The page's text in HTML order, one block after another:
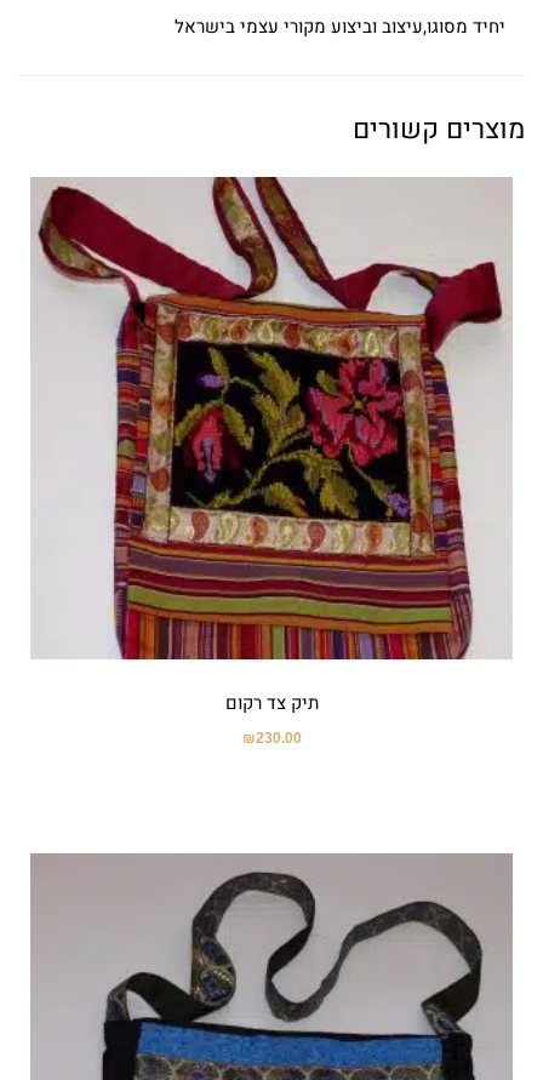
יחיד מסוגו,עיצוב וביצוע מקורי עצמי בישראל
מוצרים קשורים
תיק צד רקום
₪230.00